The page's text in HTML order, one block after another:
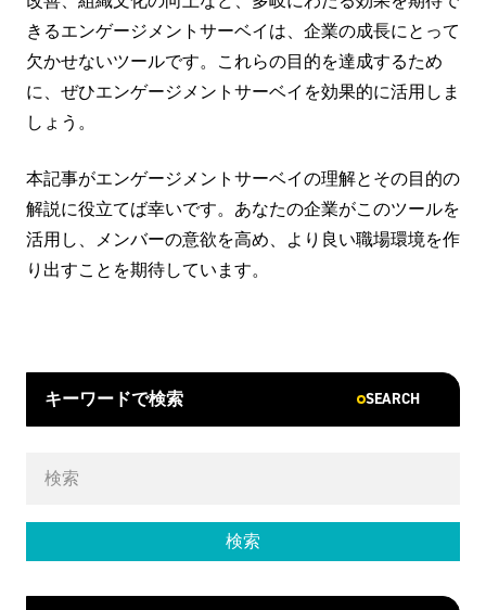
きるエンゲージメントサーベイは、企業の成長にとって
欠かせないツールです。これらの目的を達成するため
に、ぜひエンゲージメントサーベイを効果的に活用しま
しょう。
本記事がエンゲージメントサーベイの理解とその目的の
解説に役立てば幸いです。あなたの企業がこのツールを
活用し、メンバーの意欲を高め、より良い職場環境を作
り出すことを期待しています。
キーワードで検索 SEARCH